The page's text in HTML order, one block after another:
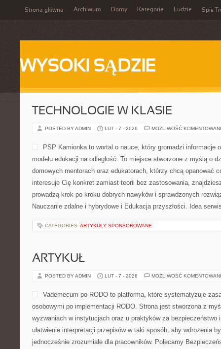
Strona główna Archiwum Domy Kategorie Ludzie Spis
WYSOKI SĄDZIE
TECHNOLOGIE W KLASIE
POSTED BY ADMIN LUT - 7 - 2026 MOŻLIWOŚĆ
PSP Kamionka to wortal o nauce, który gromadzi informacje
modelu edukacji na odległość. To miejsce stworzone z myślą o
domowych mentorach oraz edukatorach, którzy chcą opanować
interesuje Cię konkret zamiast teorii bez zastosowania,
prowadzą krok po kroku dobrych nawyków i sprawdzonych
Nauczanie zdalne i hybrydowe i Edukacja przyszłości. Idea
CATEGORIES: ARTYKUŁY SPONSOROWANE
ARTYKUŁ
POSTED BY ADMIN LUT - 7 - 2026 MOŻLIWOŚĆ
Vademecum po RODO to platforma, które systematyzuje
osobowymi po implementacji RODO. Strona jest stworzona z
wyzwaniach w instytucjach oraz u praktyków za bezpieczeństwo
ułatwienie interpretacji przepisów w taki sposób, aby wdrożenia
jednocześnie zrozumiałe dla pracowników. Polecamy